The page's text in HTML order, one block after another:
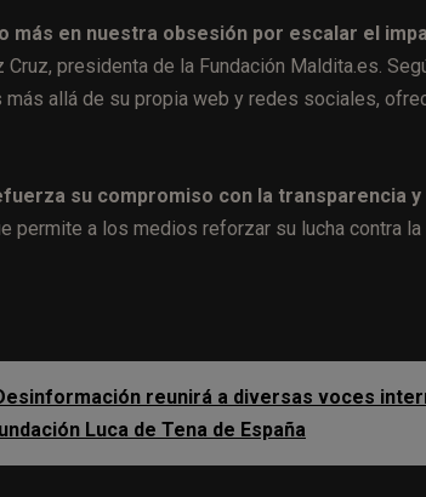
más en nuestra obsesión por escalar el
Cruz, presidenta de la Fundación Maldita.es.
allá de su propia web y redes sociales,
su compromiso con la transparencia
permite a los medios reforzar su lucha contra
reunirá a diversas voces
Luca de Tena de España